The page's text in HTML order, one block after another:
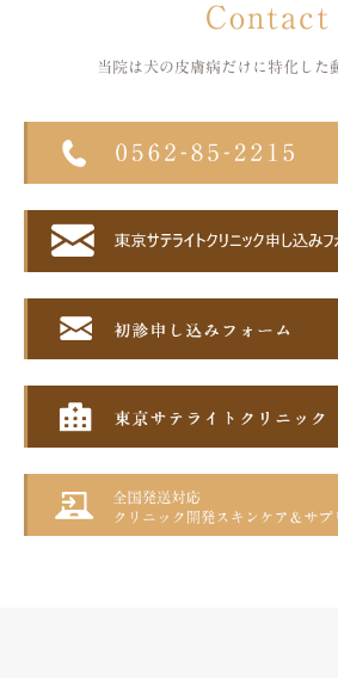
Contact
当院は犬の皮膚病だけに特化した